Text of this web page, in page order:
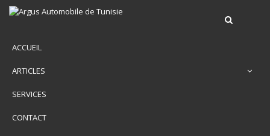
ACCUEIL
ARTICLES
SERVICES
CONTACT